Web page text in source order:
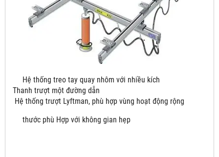
Hệ thống treo tay quay nhôm với nhiều kích
Thanh trượt một đường dẫn
Hệ thống trượt Lyftman, phù hợp vùng hoạt động rộng
thước phù Hợp với không gian hẹp